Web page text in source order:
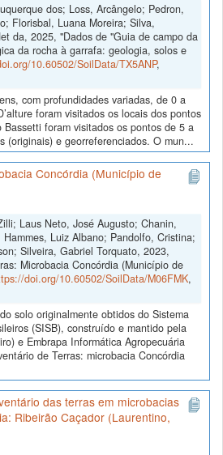
dos; Loss, Arcângelo; Pedron,
Florisbal, Luana Moreira; Silva,
da, 2025, "Dados de "Guia de campo da
da rocha à garrafa: geologia, solos e
10.60502/SoilData/TX5ANP,
com profundidades variadas, de 0 a
foram visitados os locais dos pontos
foram visitados os pontos de 5 a
(originais) e georreferenciados. O mun...
Concórdia (Município de
Laus Neto, José Augusto; Chanin,
Hammes, Luiz Albano; Pandolfo, Cristina;
Silveira, Gabriel Torquato, 2023,
Microbacia Concórdia (Município de
doi.org/10.60502/SoilData/M06FMK,
solo originalmente obtidos do Sistema
(SISB), construído e mantido pela
e Embrapa Informática Agropecuária
de Terras: microbacia Concórdia
das terras em microbacias
Ribeirão Caçador (Laurentino,